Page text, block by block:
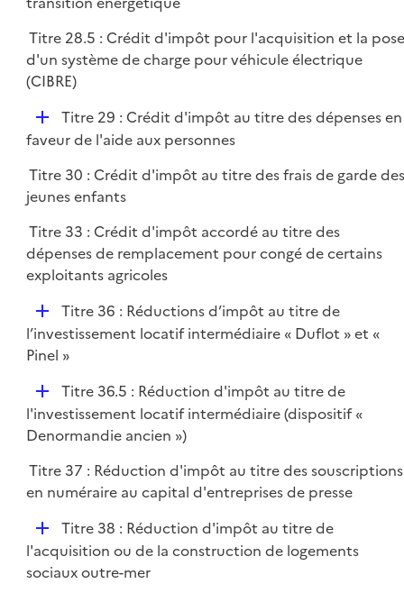
l
i
e
Titre 28.5 : Crédit d'impôt pour l'acquisition et la
d'un système de charge pour véhicule électrique
(CIBRE)
D
é
l
i
e
r
Titre 29 : Crédit d'impôt au titre des dépenses en
faveur de l'aide aux personnes
Titre 30 : Crédit d'impôt au titre des frais de garde
jeunes enfants
Titre 33 : Crédit d'impôt accordé au titre des
dépenses de remplacement pour congé de certains
exploitants agricoles
D
é
p
e
r
Titre 36 : Réductions d’impôt au titre de
l’investissement locatif intermédiaire « Duflot » et «
Pinel »
D
é
p
i
e
Titre 36.5 : Réduction d'impôt au titre de
l'investissement locatif intermédiaire (dispositif «
Denormandie ancien »)
Titre 37 : Réduction d'impôt au titre des souscriptions
en numéraire au capital d'entreprises de presse
D
é
p
Titre 38 : Réduction d'impôt au titre de
l'acquisition ou de la construction de logements
sociaux outre-mer